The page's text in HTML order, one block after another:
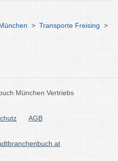
> Transporte Freising >
München Vertriebs
AGB